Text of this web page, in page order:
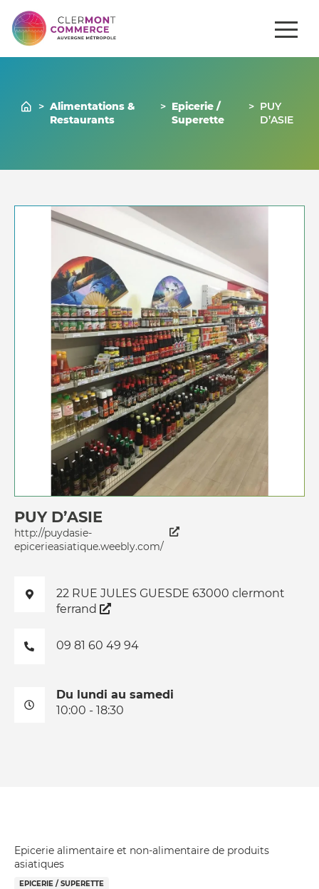
> Alimentations &
Restaurants
> Epicerie /
Superette
> PUY
D’ASIE
PUY D’ASIE
http://puydasie-
epicerieasiatique.weebly.com/
22 RUE JULES GUESDE 63000 clermont
ferrand
09 81 60 49 94
Du lundi au samedi
10:00 - 18:30
Epicerie alimentaire et non-alimentaire de produits
asiatiques
EPICERIE / SUPERETTE